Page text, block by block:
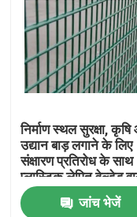
निर्माण स्थल सुरक्षा,
उद्यान बाड़ लगाने के लिए
संक्षारण प्रतिरोध के साथ
प्लास्टिक लेपित वेल्डेड
मेश पैनल
जांच भेजें